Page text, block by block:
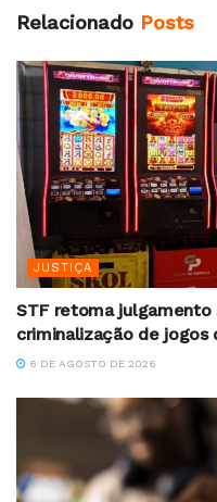
Relacionado Posts
JUSTIÇA
STF retoma julgamento
criminalização de jogos
6 DE AGOSTO DE 2026